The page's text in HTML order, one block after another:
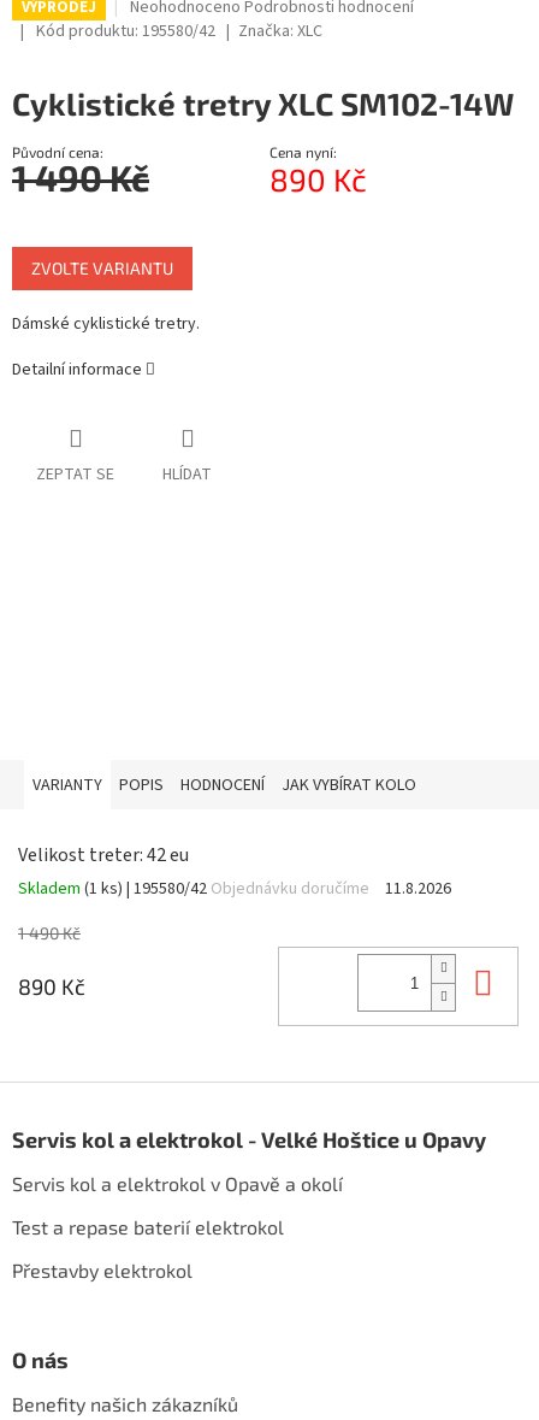
VÝPRODEJ
Průměrné
hodnocení
0,0
z
hvězdiček.
Neohodnoceno Podrobnosti hodnocení
Kód produktu: 195580/42 Značka:XLC
Cyklistické tretry XLC SM102-14W
Původní cena:
1 490 Kč
Cena nyní:
890 Kč
cena:
ZVOLTE VARIANTU
Dámské cyklistické tretry.
Detailní informace
ZEPTAT SE HLÍDAT
VARIANTY POPIS HODNOCENÍ JAK VYBÍRAT KOLO
Velikost treter: 42 eu
Skladem (1 ks) | 195580/42 Objednávku doručíme 11.8.2026
1 490 Kč
890 Kč
pServis kol a elektrokol - Velké Hoštice u Opavy
Servis kol a elektrokol v Opavě a okolí
Test a repase baterií elektrokol
Přestavby elektrokol
O nás
Benefity našich zákazníků